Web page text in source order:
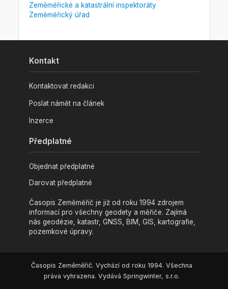
Zeměměřické a katastrální inspektoráty
Zeměměřický úřad
Kontakt
Kontaktovat redakci
Poslat námět na článek
Inzerce
Předplatné
Objednat předplatné
Darovat předplatné
Časopis Zeměměřič je již od roku 1994 zdrojem
informací pro všechny geodety a měřiče. Zajímá
nás geodézie, katastr, GNSS, BIM, GIS, kartografie,
pozemkové úpravy.
Časopis Zeměměřič. Vychází od roku 1994. Všechna
práva vyhrazena. Vydává Springwinter, s.r.o.